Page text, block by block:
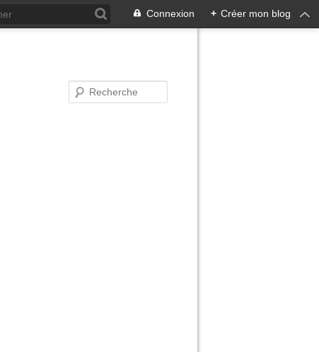
Connexion + Créer mon blog